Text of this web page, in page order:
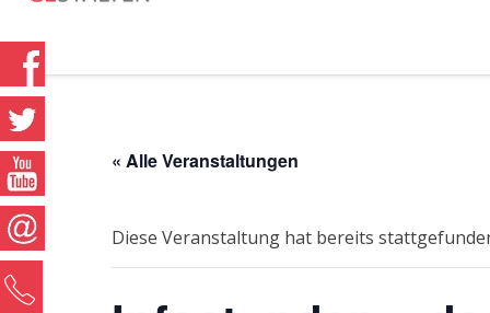
« Alle Veranstaltungen
Diese Veranstaltung hat bereits